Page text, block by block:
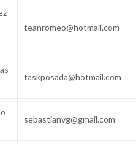
teanromeo@hotmail.com
taskposada@hotmail.com
sebastianvg@gmail.com